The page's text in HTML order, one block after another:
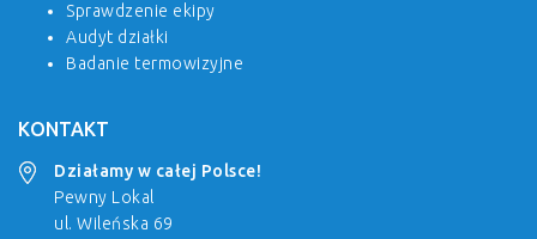
Sprawdzenie ekipy
Audyt działki
Badanie termowizyjne
KONTAKT
Działamy w całej Polsce!
Pewny Lokal
ul. Wileńska 69